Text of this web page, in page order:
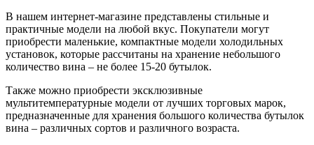
В нашем интернет-магазине представлены стильные и
практичные модели на любой вкус. Покупатели могут
приобрести маленькие, компактные модели холодильных
установок, которые рассчитаны на хранение небольшого
количество вина – не более 15-20 бутылок.
Также можно приобрести эксклюзивные
мультитемпературные модели от лучших торговых марок,
предназначенные для хранения большого количества бутылок
вина – различных сортов и различного возраста.